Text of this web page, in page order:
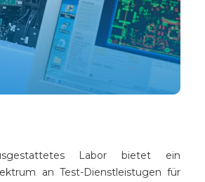
Labor bietet ein
an Test-Dienstleistugen für